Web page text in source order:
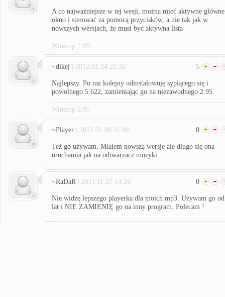
A co najważniejsze w tej wesji, można mieć aktywne główne
okno i sterować za pomocą przycisków, a nie tak jak w
nowszych wersjach, że musi być aktywna lista
Winamp 2.95
~dikej | 2012.01.24 21:32 5
Najlepszy. Po raz kolejny odinstalowuję sypiącego się i
powolnego 5.622, zamieniając go na niezawodnego 2.95.
Winamp 2.95
~Player | 2012.01.06 01:06 0
Też go używam. Miałem nowszą wersje ale długo się ona
uruchamia jak na odtwarzacz muzyki .
~RaDaR | 2011.11.27 14:24 0
Nie widzę lepszego playerka dla moich mp3. Używam go od
lat i NIE ZAMIENIĘ go na inny program. Polecam !